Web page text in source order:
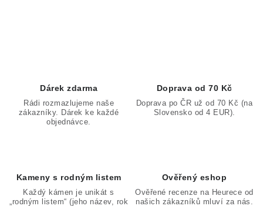
Dárek zdarma
Rádi rozmazlujeme naše
zákazníky. Dárek ke každé
objednávce.
Doprava od 70 Kč
Doprava po ČR už od 70 Kč (na
Slovensko od 4 EUR).
Kameny s rodným listem
Každý kámen je unikát s
„rodným listem“ (jeho název, rok
Ověřený eshop
Ověřené recenze na Heurece od
našich zákazníků mluví za nás.